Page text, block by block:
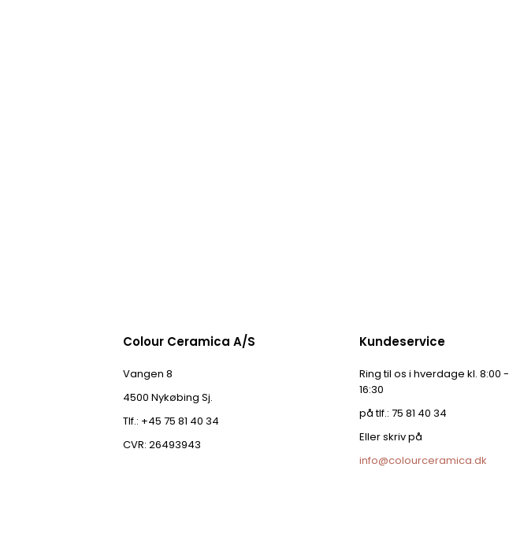
Colour Ceramica A/S
Vangen 8
4500 Nykøbing Sj.
Tlf.: +45 75 81 40 34
CVR: 26493943
Kundeservice
Ring til os i hverdage kl. 8:00 -
16:30
på tlf.: 75 81 40 34
Eller skriv på
info@colourceramica.dk